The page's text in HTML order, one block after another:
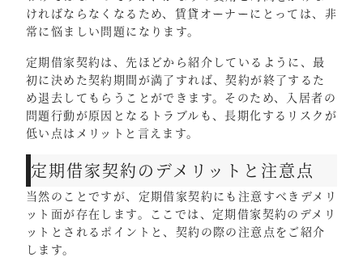
ければならなくなるため、賃貸オーナーにとっては、非
常に悩ましい問題になります。
定期借家契約は、先ほどから紹介しているように、最
初に決めた契約期間が満了すれば、契約が終了するた
め退去してもらうことができます。そのため、入居者の
問題行動が原因となるトラブルも、長期化するリスクが
低い点はメリットと言えます。
定期借家契約のデメリットと注意点
当然のことですが、定期借家契約にも注意すべきデメリ
ット面が存在します。ここでは、定期借家契約のデメリ
ットとされるポイントと、契約の際の注意点をご紹介
します。